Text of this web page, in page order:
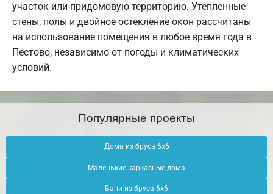
участок или придомовую территорию. Утепленные
стены, полы и двойное остекление окон рассчитаны
на использование помещения в любое время года в
Пестово, независимо от погоды и климатических
условий.
Популярные проекты
Дома из бруса 6х6
Маленькие каркасные дома
Бани из бруса 6х6